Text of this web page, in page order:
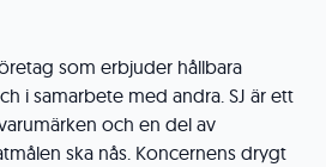
som erbjuder hållbara
i samarbete med andra. SJ är ett
och en del av
ska nås. Koncernens drygt